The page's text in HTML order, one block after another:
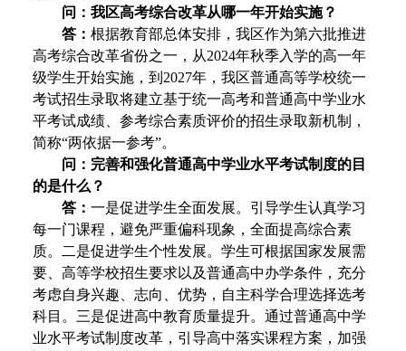
问：我区高考综合改革从哪一年开始实施？
答： 根据教育部总体安排，我区作为第六批推进
高考综合改革省份之一，从2024年秋季入学的高一年
级学生开始实施，到2027年，我区普通高等学校统一
考试招生录取将建立基于统一高考和普通高中学业水
平考试成绩、参考综合素质评价的招生录取新机制，
简称“两依据一参考”。
问：完善和强化普通高中学业水平考试制度的目
的是什么？
答： 一是促进学生全面发展。引导学生认真学习
每一门课程，避免严重偏科现象，全面提高综合素
质。二是促进学生个性发展。学生可根据国家发展需
要、高等学校招生要求以及普通高中办学条件，充分
考虑自身兴趣、志向、优势，自主科学合理选择选考
科目。三是促进高中教育质量提升。通过普通高中学
业水平考试制度改革，引导高中落实课程方案，加强